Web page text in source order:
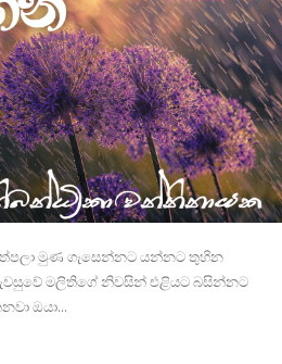
මුණ ගැසෙන්නට යන්නට තුහින
මලිතිගේ නිවසින් එළියට බසින්නට
ඔයා...